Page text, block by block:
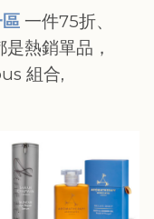
一件75折、
熱銷單品，
組合,